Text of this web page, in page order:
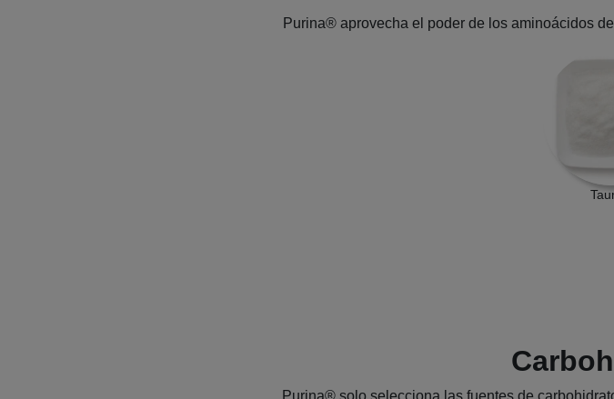
Purina® aprovecha el poder de los aminoácidos
Purina® solo selecciona las fuentes de